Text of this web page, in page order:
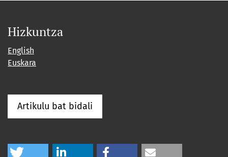
Hizkuntza
English
Euskara
Artikulu bat bidali